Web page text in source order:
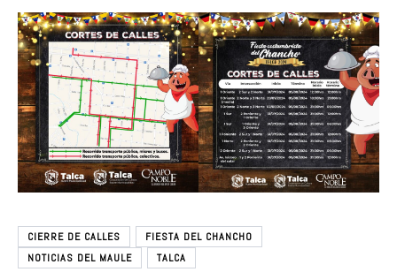
CIERRE DE CALLES
FIESTA DEL CHANCHO
NOTICIAS DEL MAULE
TALCA